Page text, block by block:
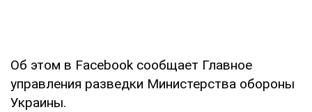
Об этом в Facebook сообщает Главное
управления разведки Министерства обороны
Украины.